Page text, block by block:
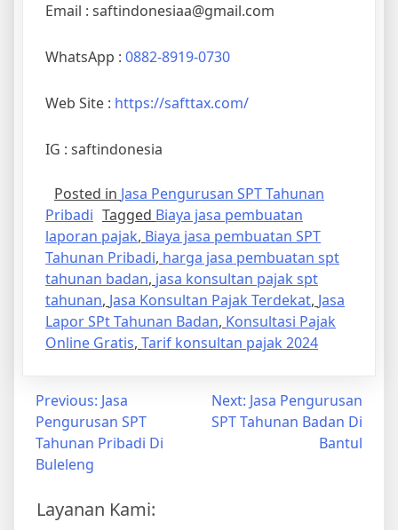
Email : saftindonesiaa@gmail.com
WhatsApp : 0882-8919-0730
Web Site : https://safttax.com/
IG : saftindonesia
Posted in Jasa Pengurusan SPT Tahunan
Pribadi Tagged Biaya jasa pembuatan
laporan pajak, Biaya jasa pembuatan SPT
Tahunan Pribadi, harga jasa pembuatan spt
tahunan badan, jasa konsultan pajak spt
tahunan, Jasa Konsultan Pajak Terdekat, Jasa
Lapor SPt Tahunan Badan, Konsultasi Pajak
Online Gratis, Tarif konsultan pajak 2024
Previous: Jasa
Pengurusan SPT
Tahunan Pribadi Di
Buleleng
Next: Jasa Pengurusan
SPT Tahunan Badan Di
Bantul
Layanan Kami: